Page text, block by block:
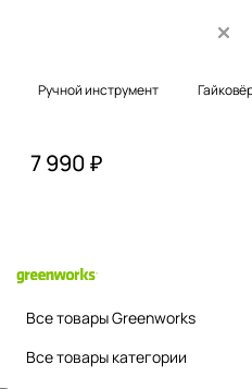
Ручной инструмент
7 990 ₽
Все товары Greenworks
Все товары категории